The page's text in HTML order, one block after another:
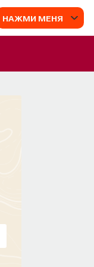
НАЖМИ МЕНЯ